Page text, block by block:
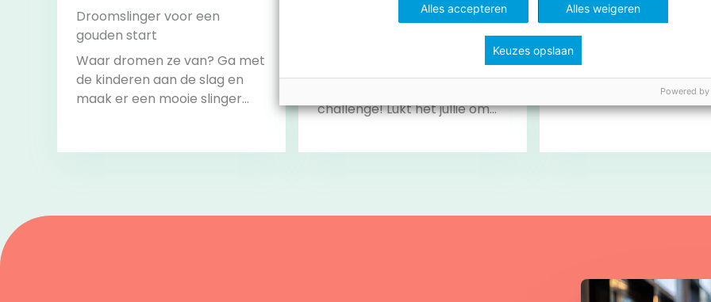
Droomslinger voor een
gouden start
Waar dromen ze van? Ga met
de kinderen aan de slag en
maak er een mooie slinger
challenge! Lukt het jullie om
Lijn 3: aftellen naar de Sint
Aftelkalender naar
Alles accepteren Alles weigeren
Keuzes opslaan
Powered by